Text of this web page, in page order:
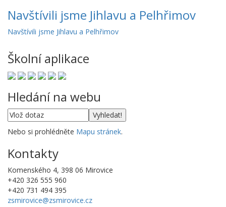
Navštívili jsme Jihlavu a Pelhřimov
Navštívili jsme Jihlavu a Pelhřimov
Školní aplikace
Hledání na webu
Nebo si prohlédněte Mapu stránek.
Kontakty
Komenského 4, 398 06 Mirovice
+420 326 555 960
+420 731 494 395
zsmirovice@zsmirovice.cz